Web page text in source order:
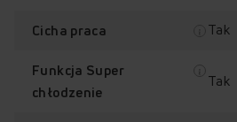
Cicha praca Tak
Funkcja Super
chłodzenie
Tak